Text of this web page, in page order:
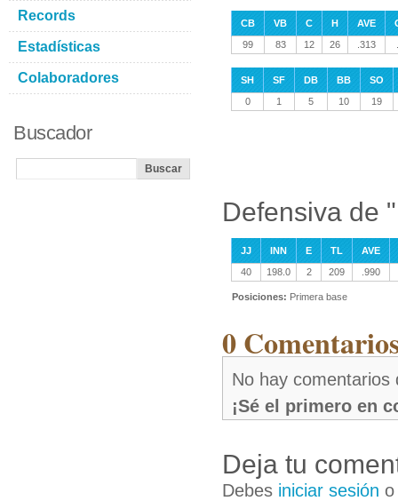
CB VB C H AVE
99
83 12 26 .313
SH SF DB BB
SO
0
1 5 10 19
Defensiva de
JJ INN E TL
AVE
40
198.0 2 209 .990
Posiciones: Primera base
0
No hay comentarios
¡Sé el primero en
Deja tu
Debes iniciar sesión
Records
Estadísticas
Colaboradores
Buscador